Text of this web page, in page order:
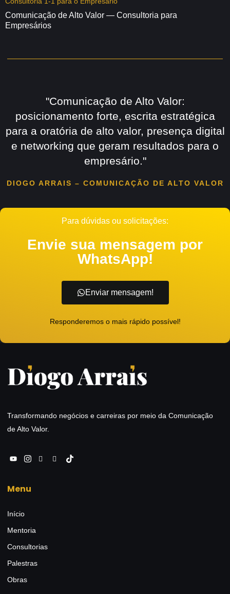
Comunicação de Alto Valor — Consultoria para
Empresários
"Comunicação de Alto Valor:
posicionamento forte, escrita estratégica
para a oratória de alto valor, presença digital
e networking que geram resultados para o
empresário."
DIOGO ARRAIS – COMUNICAÇÃO DE ALTO VALOR
Para dúvidas ou solicitações:
Envie sua mensagem por
WhatsApp!
Enviar mensagem!
Responderemos o mais rápido possível!
Transformando negócios e carreiras por meio da Comunicação
de Alto Valor.
Menu
Início
Mentoria
Consultorias
Palestras
Obras